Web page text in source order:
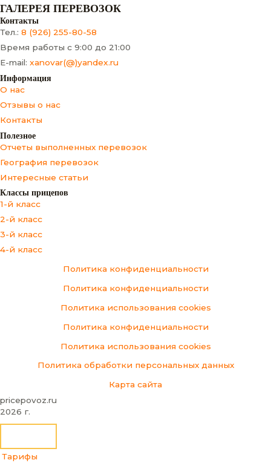
ГАЛЕРЕЯ ПЕРЕВОЗОК
Контакты
Тел.: 8 (926) 255-80-58
Время работы с 9:00 до 21:00
E-mail: xanovar(@)yandex.ru
Информация
О нас
Отзывы о нас
Контакты
Полезное
Отчеты выполненных перевозок
География перевозок
Интересные статьи
Классы прицепов
1-й класс
2-й класс
3-й класс
4-й класс
Политика конфиденциальности
Политика конфиденциальности
Политика использования cookies
Политика конфиденциальности
Политика использования cookies
Политика обработки персональных данных
Карта сайта
pricepovoz.ru
2026 г.
Тарифы